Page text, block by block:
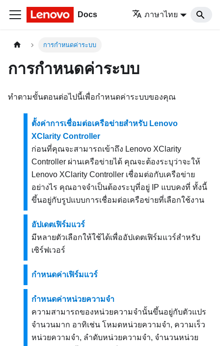
Docs ภาษาไทย
การกำหนดค่าระบบ
การกำหนดค่าระบบ
ทำตามขั้นตอนต่อไปนี้เพื่อกำหนดค่าระบบของคุณ
ตั้งค่าการเชื่อมต่อเครือข่ายสำหรับ Lenovo
XClarity Controller
ก่อนที่คุณจะสามารถเข้าถึง Lenovo XClarity
Controller ผ่านเครือข่ายได้ คุณจะต้องระบุว่าจะให้
Lenovo XClarity Controller เชื่อมต่อกับเครือข่าย
อย่างไร คุณอาจจำเป็นต้องระบุที่อยู่ IP แบบคงที่ ทั้งนี้
ขึ้นอยู่กับรูปแบบการเชื่อมต่อเครือข่ายที่เลือกใช้งาน
อัปเดตเฟิร์มแวร์
มีหลายตัวเลือกให้ใช้ได้เพื่ออัปเดตเฟิร์มแวร์สำหรับ
เซิร์ฟเวอร์
กำหนดค่าเฟิร์มแวร์
กำหนดค่าหน่วยความจำ
ความสามารถของหน่วยความจำนั้นขึ้นอยู่กับตัวแปร
จำนวนมาก อาทิเช่น โหมดหน่วยความจำ, ความเร็ว
หน่วยความจำ, ลำดับหน่วยความจำ, จำนวนหน่วย